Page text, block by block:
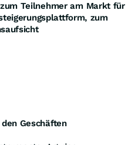
Teilnehmer am Markt für
zum
Geschäften